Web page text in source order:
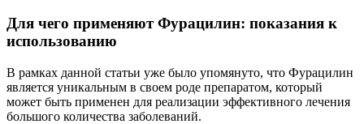
Для чего применяют Фурацилин: показания к
использованию
В рамках данной статьи уже было упомянуто, что Фурацилин
является уникальным в своем роде препаратом, который
может быть применен для реализации эффективного лечения
большого количества заболеваний.